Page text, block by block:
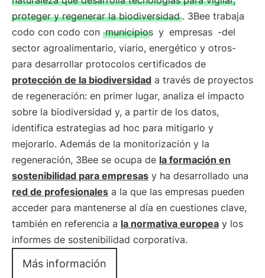
proteger y regenerar la biodiversidad . 3Bee trabaja
codo con codo con municipios y empresas -del
sector agroalimentario, viario, energético y otros-
para desarrollar protocolos certificados de
protección de la biodiversidad a través de proyectos
de regeneración: en primer lugar, analiza el impacto
sobre la biodiversidad y, a partir de los datos,
identifica estrategias ad hoc para mitigarlo y
mejorarlo. Además de la monitorización y la
regeneración, 3Bee se ocupa de la formación en
sostenibilidad para empresas y ha desarrollado una
red de profesionales a la que las empresas pueden
acceder para mantenerse al día en cuestiones clave,
también en referencia a la normativa europea y los
informes de sostenibilidad corporativa.
Más información